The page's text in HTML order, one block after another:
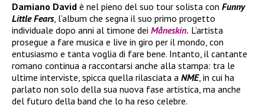
Damiano David è nel pieno del suo tour solista con Funny
Little Fears, l’album che segna il suo primo progetto
individuale dopo anni al timone dei Måneskin. L’artista
prosegue a fare musica e live in giro per il mondo, con
entusiasmo e tanta voglia di fare bene. Intanto, il cantante
romano continua a raccontarsi anche alla stampa: tra le
ultime interviste, spicca quella rilasciata a NME, in cui ha
parlato non solo della sua nuova fase artistica, ma anche
del futuro della band che lo ha reso celebre.